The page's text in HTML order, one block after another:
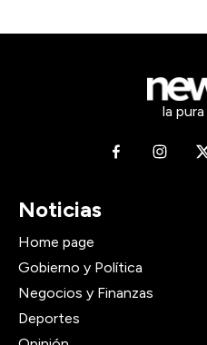
la
Noticias
Home page
Gobierno y Política
Negocios y Finanzas
Deportes